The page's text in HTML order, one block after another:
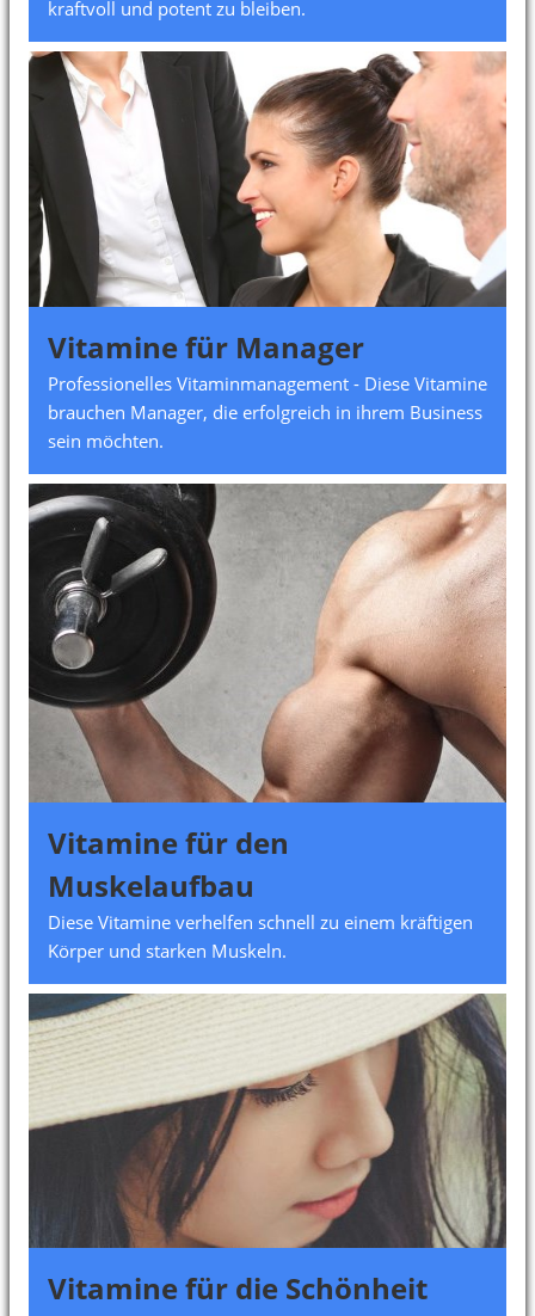
kraftvoll und potent zu bleiben.
Vitamine für Manager
Professionelles Vitaminmanagement - Diese Vitamine
brauchen Manager, die erfolgreich in ihrem Business
sein möchten.
Vitamine für den
Muskelaufbau
Diese Vitamine verhelfen schnell zu einem kräftigen
Körper und starken Muskeln.
Vitamine für die Schönheit